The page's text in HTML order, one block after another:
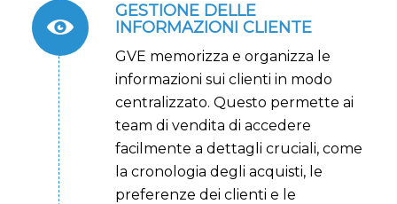
GESTIONE DELLE
INFORMAZIONI CLIENTE
GVE memorizza e organizza le
informazioni sui clienti in modo
centralizzato. Questo permette ai
team di vendita di accedere
facilmente a dettagli cruciali, come
la cronologia degli acquisti, le
preferenze dei clienti e le